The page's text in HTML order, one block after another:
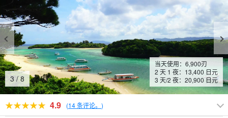
3/ 8
当天使用： 6,900刃
2 天 1 夜：13,400 日元
3 天/2 夜：20,900 日元
4.9 (14 条评论。 )